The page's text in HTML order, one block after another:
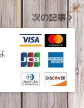
次の記事